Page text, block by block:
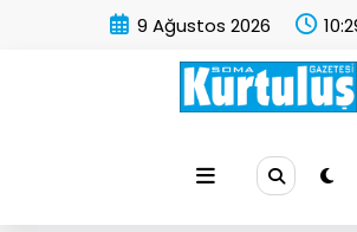
9 Ağustos 2026